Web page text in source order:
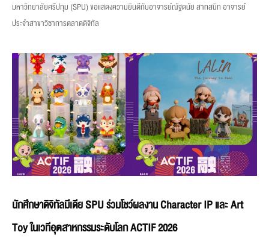
มหาวิทยาลัยศรีปทุม (SPU) ขอแสดงความยินดีกับอาจารย์ณัฐดนัย สาทสนิท อาจารย์
ประจำสาขาวิชาการตลาดดิจิทัล
นักศึกษาดิจิทัลมีเดีย SPU ร่วมโชว์ผลงาน Character IP และ Art
Toy ในเวทีอุตสาหกรรมระดับโลก ACTIF 2026